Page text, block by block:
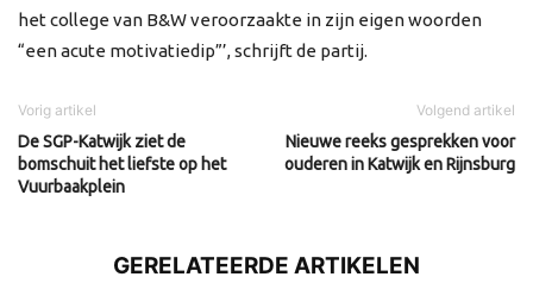
het college van B&W veroorzaakte in zijn eigen woorden
“een acute motivatiedip”’, schrijft de partij.
Vorig artikel
De SGP-Katwijk ziet de
bomschuit het liefste op het
Vuurbaakplein
Volgend artikel
Nieuwe reeks gesprekken voor
ouderen in Katwijk en Rijnsburg
GERELATEERDE ARTIKELEN